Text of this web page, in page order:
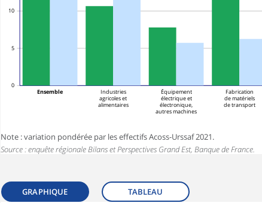
0
5
10
Ensemble
Industries
agricoles et
alimentaires
Équipement
électrique et
électronique,
autres machines
Fabrication
de matériels
de transport
Note : variation pondérée par les effectifs Acoss-Urssaf 2021.
Source : enquête régionale Bilans et Perspectives Grand Est, Banque de France.
GRAPHIQUE TABLEAU